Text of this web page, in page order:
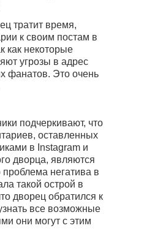
тратит время,
к своим постам в
как некоторые
угрозы в адрес
фанатов. Это очень
подчеркивают, что
оставленных
в Instagram и
дворца, являются
негатива в
такой острой в
дворец обратился к
все возможные
они могут с этим